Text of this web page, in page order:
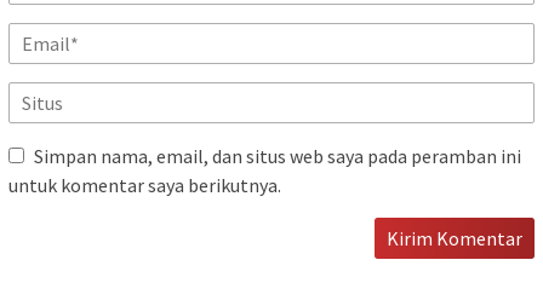
Simpan nama, email, dan situs web saya pada peramban ini
untuk komentar saya berikutnya.